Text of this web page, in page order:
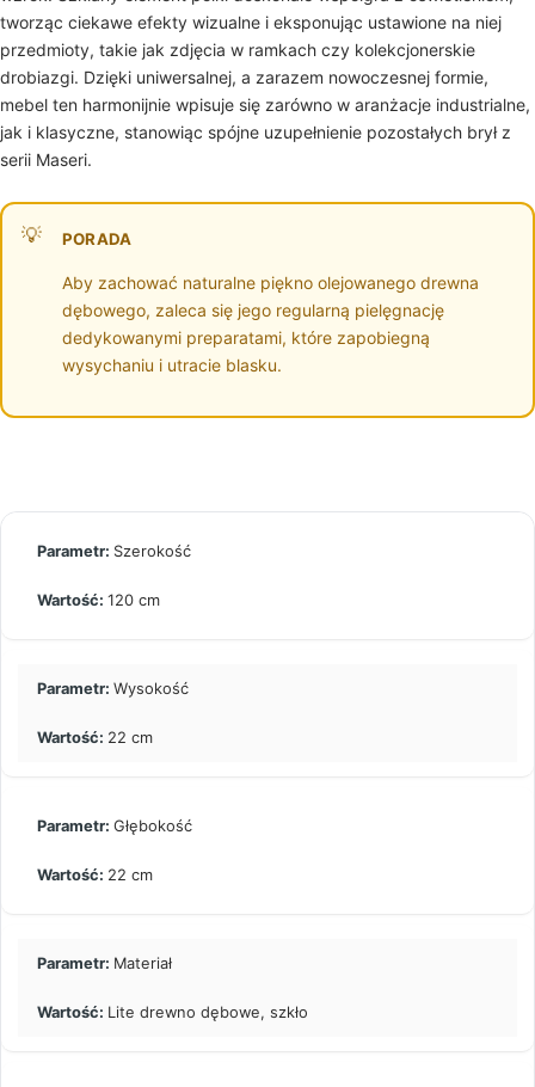
tworząc ciekawe efekty wizualne i eksponując ustawione na niej
przedmioty, takie jak zdjęcia w ramkach czy kolekcjonerskie
drobiazgi. Dzięki uniwersalnej, a zarazem nowoczesnej formie,
mebel ten harmonijnie wpisuje się zarówno w aranżacje industrialne,
jak i klasyczne, stanowiąc spójne uzupełnienie pozostałych brył z
serii Maseri.
PORADA
Aby zachować naturalne piękno olejowanego drewna
dębowego, zaleca się jego regularną pielęgnację
dedykowanymi preparatami, które zapobiegną
wysychaniu i utracie blasku.
Szerokość
120 cm
Wysokość
22 cm
Głębokość
22 cm
Materiał
Lite drewno dębowe, szkło